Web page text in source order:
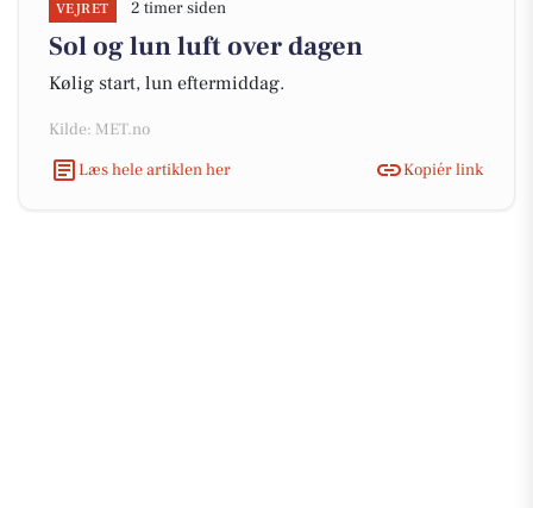
VEJRET 2 timer siden
Sol og lun luft over dagen
Kølig start, lun eftermiddag.
Kilde: MET.no
Læs hele artiklen her
Kopiér link